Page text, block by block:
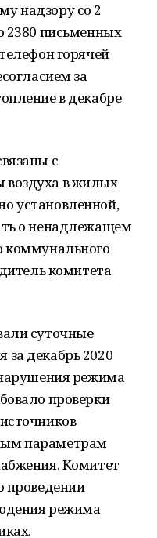
надзору со 2
2380 письменных
горячей
за
в декабре
с
в жилых
установленной,
о ненадлежащем
коммунального
комитета
суточные
декабрь 2020
режима
проверки
параметрам
Комитет
проведении
режима